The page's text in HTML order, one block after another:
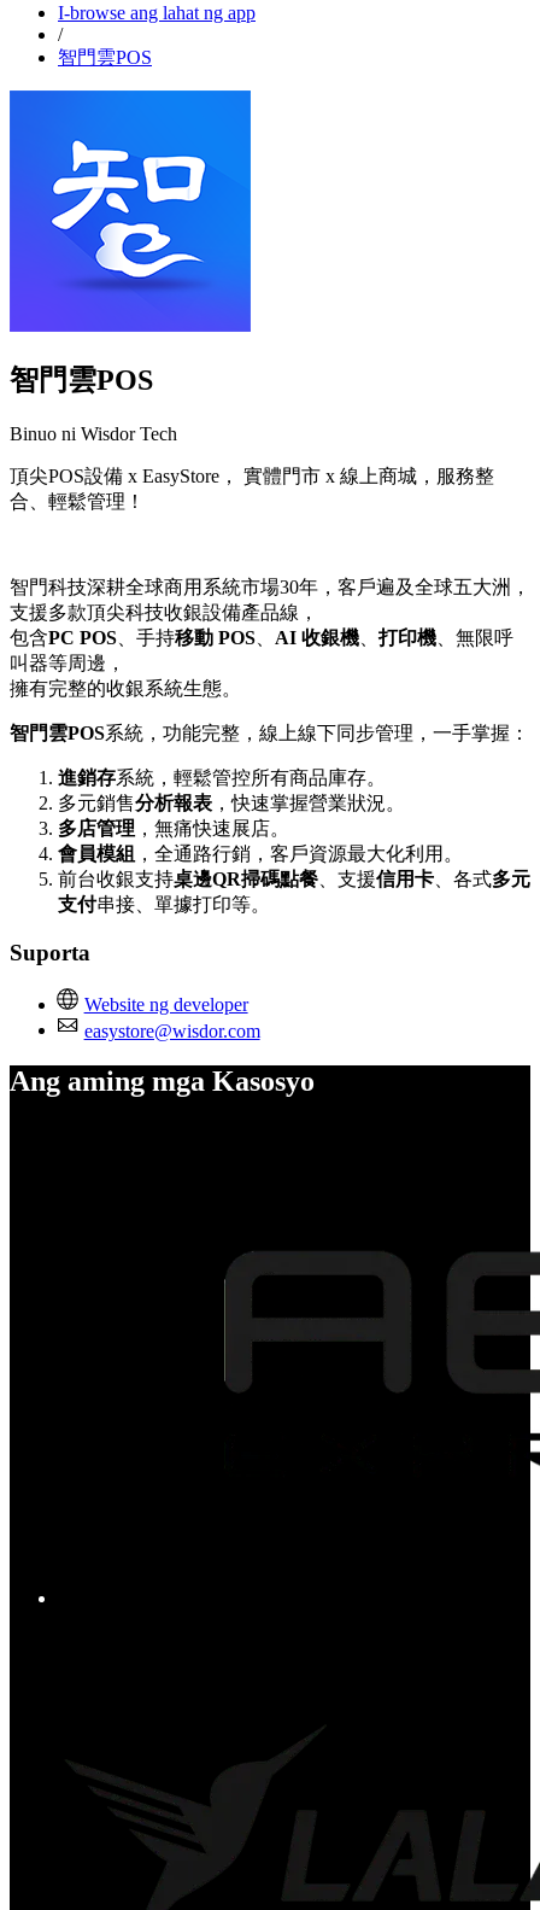
I-browse ang lahat ng app
/
智門雲POS
智門雲POS
Binuo ni Wisdor Tech
頂尖POS設備 x EasyStore， 實體門市 x 線上商城，服務整
合、輕鬆管理！
智門科技深耕全球商用系統市場30年，客戶遍及全球五大洲，
支援多款頂尖科技收銀設備產品線，
包含PC POS 、手持移動 POS AI 收銀機 、打印機 、無限呼
叫器等周邊，
擁有完整的收銀系統生態。
智門雲POS系統，功能完整，線上線下同步管理，一手掌握：
進銷存系統，輕鬆管控所有商品庫存。
多元銷售分析報表 ，快速掌握營業狀況。
多店管理 ，無痛快速展店。
會員模組 ，全通路行銷，客戶資源最大化利用。
前台收銀支持桌邊QR掃碼點餐 、支援信用卡 、各式多元
支付串接、單據打印等。
Suporta
Website ng developer
easystore@wisdor.com
Ang aming mga Kasosyo